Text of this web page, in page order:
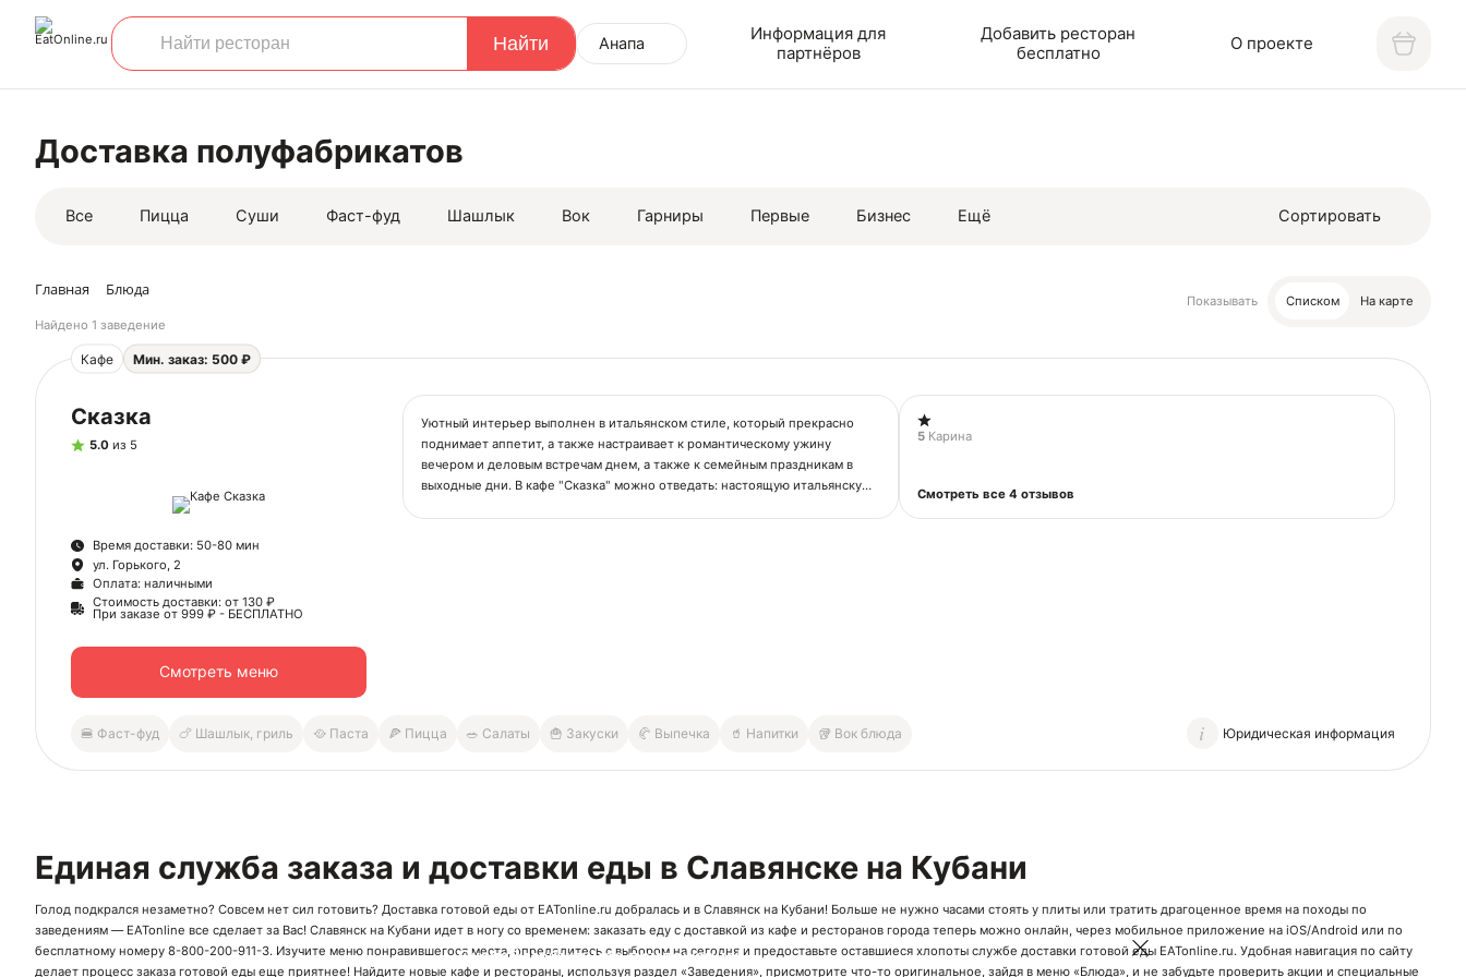
Скачай мобильное приложение!
Анапа
Информация для
партнёров
Добавить ресторан
бесплатно
О проекте
Доставка полуфабрикатов
Все Пицца Суши Фаст-фуд Шашлык Вок Гарниры Первые Бизнес Ещё Сортировать
Главная Блюда
Найдено 1 заведение
Показывать Списком На карте
Кафе Мин. заказ: 500 ₽
Сказка
5.0 из 5
Время доставки: 50-80 мин
ул. Горького, 2
Оплата: наличными
Стоимость доставки: от 130 ₽
При заказе от 999 ₽ - БЕСПЛАТНО
Смотреть меню
Уютный интерьер выполнен в итальянском стиле, который прекрасно
поднимает аппетит, а также настраивает к романтическому ужину
вечером и деловым встречам днем, а также к семейным праздникам в
выходные дни. В кафе "Сказка" можно отведать: настоящую итальянскую
5Карина
Смотреть все 4 отзывов
🍔 Фаст-фуд 🍗 Шашлык, гриль 🥘 Паста 🍕 Пицца 🥗 Салаты 🍟 Закуски 🥐 Выпечка 🥤 Напитки 🥡 Вок блюда Юридическая информация
Единая служба заказа и доставки еды в Славянске на Кубани
Голод подкрался незаметно? Совсем нет сил готовить? Доставка готовой еды от EATonline.ru добралась и в Славянск на Кубани! Больше не нужно часами стоять у плиты или тратить драгоценное время на походы по
заведениям — EATonline все сделает за Вас! Славянск на Кубани идет в ногу со временем: заказать еду с доставкой из кафе и ресторанов города теперь можно онлайн, через мобильное приложение на iOS/Android или по
бесплатному номеру 8-800-200-911-3. Изучите меню понравившегося места, определитесь с выбором на сегодня и предоставьте оставшиеся хлопоты службе доставки готовой еды EATonline.ru. Удобная навигация по сайту
делает процесс заказа готовой еды еще приятнее! Найдите новые кафе и рестораны, используя раздел «Заведения», присмотрите что-то оригинальное, зайдя в меню «Блюда», и не забудьте проверить акции и специальные